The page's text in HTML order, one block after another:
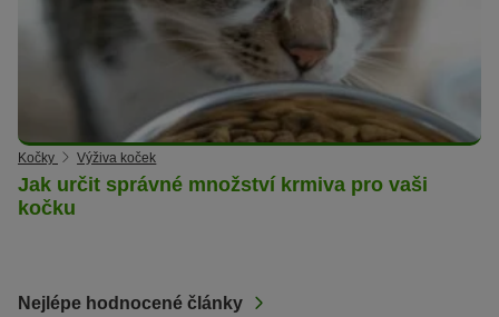
Kočky Výživa koček
Jak určit správné množství krmiva pro vaši
kočku
Nejlépe hodnocené články